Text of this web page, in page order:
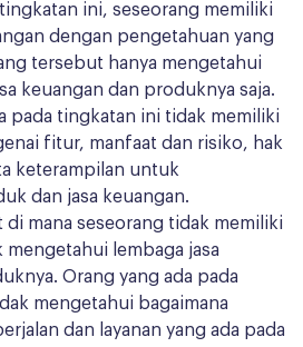
ini, seseorang memiliki
dengan pengetahuan yang
tersebut hanya mengetahui
keuangan dan produknya saja.
pada tingkatan ini tidak memiliki
fitur, manfaat dan risiko, hak
keterampilan untuk
dan jasa keuangan.
di mana seseorang tidak memiliki
lembaga jasa
Orang yang ada pada
mengetahui bagaimana
dan layanan yang ada pada